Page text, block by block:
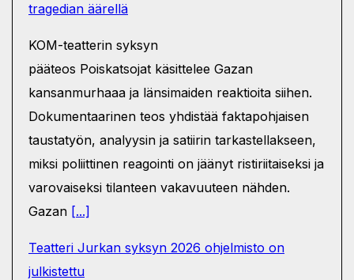
tragedian äärellä
KOM-teatterin syksyn
pääteos Poiskatsojat käsittelee Gazan
kansanmurhaaa ja länsimaiden reaktioita siihen.
Dokumentaarinen teos yhdistää faktapohjaisen
taustatyön, analyysin ja satiirin tarkastellakseen,
miksi poliittinen reagointi on jäänyt ristiriitaiseksi ja
varovaiseksi tilanteen vakavuuteen nähden.
Gazan [...]
Teatteri Jurkan syksyn 2026 ohjelmisto on
julkistettu